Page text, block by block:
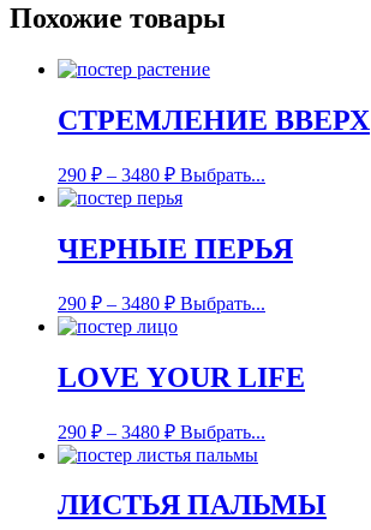
Похожие товары
СТРЕМЛЕНИЕ ВВЕРХ
290 ₽ – 3480 ₽ Выбрать...
ЧЕРНЫЕ ПЕРЬЯ
290 ₽ – 3480 ₽ Выбрать...
LOVE YOUR LIFE
290 ₽ – 3480 ₽ Выбрать...
ЛИСТЬЯ ПАЛЬМЫ